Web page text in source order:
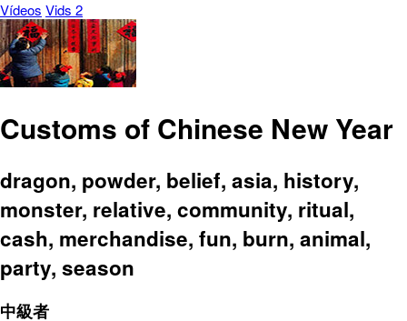
Vídeos Vids 2
Customs of Chinese New Year
dragon, powder, belief, asia, history,
monster, relative, community, ritual,
cash, merchandise, fun, burn, animal,
party, season
中級者